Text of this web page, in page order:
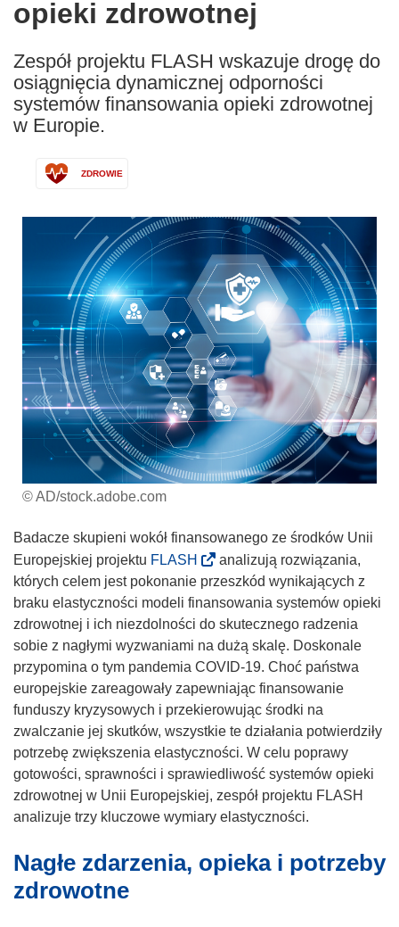
opieki zdrowotnej
Zespół projektu FLASH wskazuje drogę do
osiągnięcia dynamicznej odporności
systemów finansowania opieki zdrowotnej
w Europie.
ZDROWIE
© AD/stock.adobe.com
Badacze skupieni wokół finansowanego ze środków Unii
Europejskiej projektu FLASH
o
d
n
o
ś
n
i
k
o
t
w
o
z
analizują rozwiązania,
których celem jest pokonanie przeszkód wynikających z
braku elastyczności modeli finansowania systemów opieki
zdrowotnej i ich niezdolności do skutecznego radzenia
sobie z nagłymi wyzwaniami na dużą skalę. Doskonale
przypomina o tym pandemia COVID-19. Choć państwa
europejskie zareagowały zapewniając finansowanie
funduszy kryzysowych i przekierowując środki na
zwalczanie jej skutków, wszystkie te działania potwierdziły
potrzebę zwiększenia elastyczności. W celu poprawy
gotowości, sprawności i sprawiedliwość systemów opieki
zdrowotnej w Unii Europejskiej, zespół projektu FLASH
analizuje trzy kluczowe wymiary elastyczności.
Nagłe zdarzenia, opieka i potrzeby
zdrowotne